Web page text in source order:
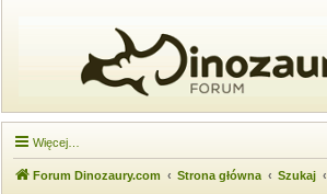
Więcej…
Forum Dinozaury.com Strona główna Szukaj